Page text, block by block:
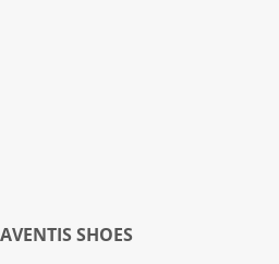
AVENTIS SHOES